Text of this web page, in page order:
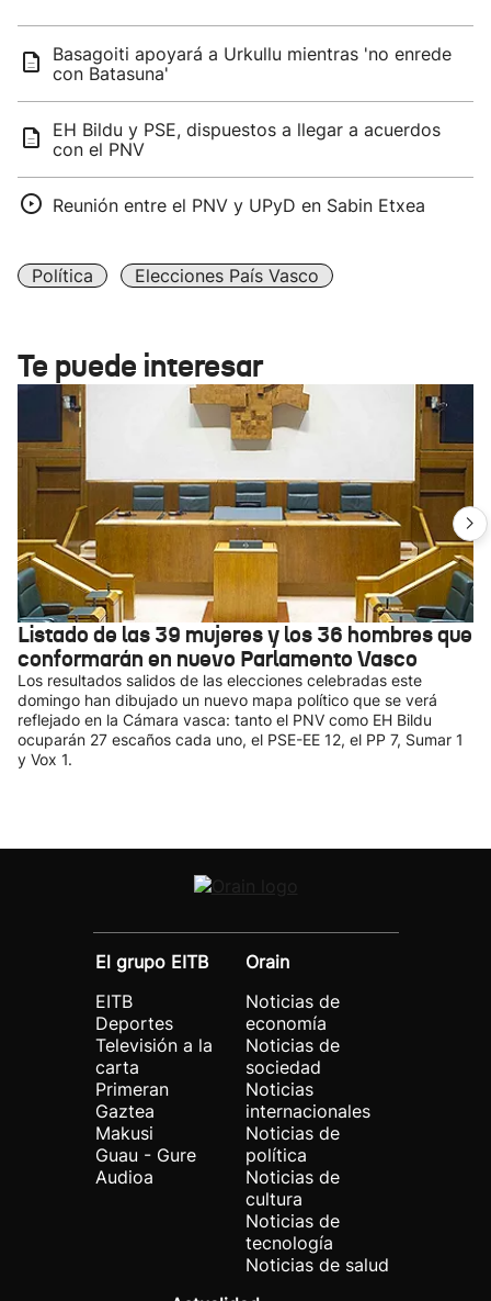
Basagoiti apoyará a Urkullu mientras 'no enrede
con Batasuna'
EH Bildu y PSE, dispuestos a llegar a acuerdos
con el PNV
Reunión entre el PNV y UPyD en Sabin Etxea
Política Elecciones País Vasco
Te puede interesar
Listado de las 39 mujeres y los 36 hombres que
conformarán en nuevo Parlamento Vasco
Los resultados salidos de las elecciones celebradas este
domingo han dibujado un nuevo mapa político que se verá
reflejado en la Cámara vasca: tanto el PNV como EH Bildu
ocuparán 27 escaños cada uno, el PSE-EE 12, el PP 7, Sumar 1
y Vox 1.
El grupo EITB
EITB
Deportes
Televisión a la
carta
Primeran
Gaztea
Makusi
Guau - Gure
Audioa
Orain
Noticias de
economía
Noticias de
sociedad
Noticias
internacionales
Noticias de
política
Noticias de
cultura
Noticias de
tecnología
Noticias de salud